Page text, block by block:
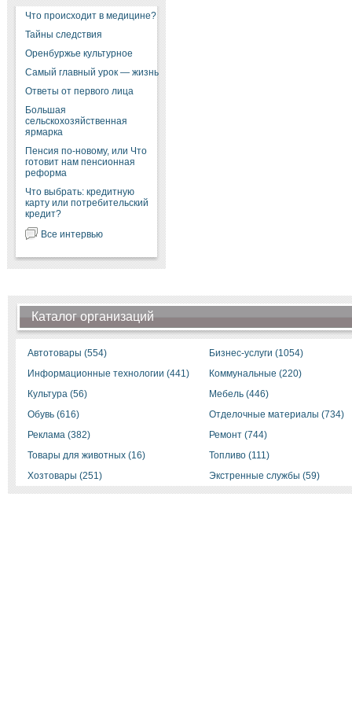
Что происходит в медицине?
Тайны следствия
Оренбуржье культурное
Самый главный урок — жизнь
Ответы от первого лица
Большая
сельскохозяйственная
ярмарка
Пенсия по-новому, или Что
готовит нам пенсионная
реформа
Что выбрать: кредитную
карту или потребительский
кредит?
Все интервью
Каталог организаций
Автотовары (554)
Бизнес-услуги (1054)
Информационные технологии (441)
Коммунальные (220)
Культура (56)
Мебель (446)
Обувь (616)
Отделочные материалы (734)
Реклама (382)
Ремонт (744)
Товары для животных (16)
Топливо (111)
Хозтовары (251)
Экстренные службы (59)